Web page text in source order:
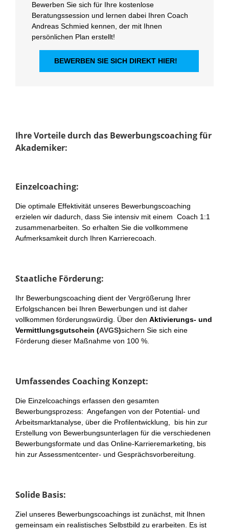
Bewerben Sie sich für Ihre kostenlose
Beratungssession und lernen dabei Ihren Coach
Andreas Schmied kennen, der mit Ihnen
persönlichen Plan erstellt!
BEWERBEN SIE SICH DIREKT HIER!
Ihre Vorteile durch das Bewerbungscoaching für
Akademiker:
Einzelcoaching:
Die optimale Effektivität unseres Bewerbungscoaching
erzielen wir dadurch, dass Sie intensiv mit einem Coach 1:1
zusammenarbeiten. So erhalten Sie die vollkommene
Aufmerksamkeit durch Ihren Karrierecoach.
Staatliche Förderung:
Ihr Bewerbungscoaching dient der Vergrößerung Ihrer
Erfolgschancen bei Ihren Bewerbungen und ist daher
vollkommen förderungswürdig. Über den Aktivierungs- und
Vermittlungsgutschein (AVGS)sichern Sie sich eine
Förderung dieser Maßnahme von 100 %.
Umfassendes Coaching Konzept:
Die Einzelcoachings erfassen den gesamten
Bewerbungsprozess: Angefangen von der Potential- und
Arbeitsmarktanalyse, über die Profilentwicklung, bis hin zur
Erstellung von Bewerbungsunterlagen für die verschiedenen
Bewerbungsformate und das Online-Karrieremarketing, bis
hin zur Assessmentcenter- und Gesprächsvorbereitung.
Solide Basis:
Ziel unseres Bewerbungscoachings ist zunächst, mit Ihnen
gemeinsam ein realistisches Selbstbild zu erarbeiten. Es ist